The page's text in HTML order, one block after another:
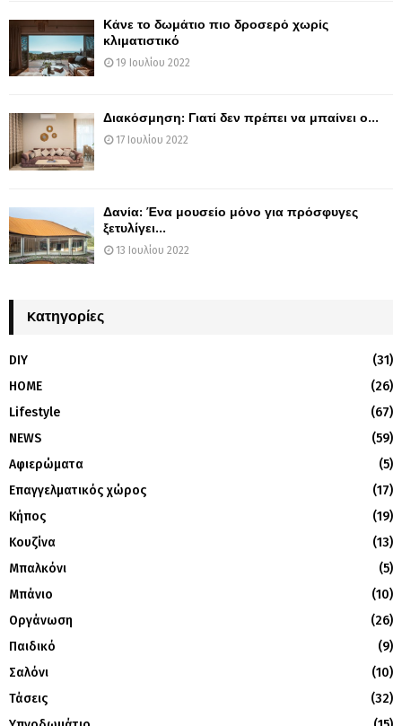
Κάνε το δωμάτιο πιο δροσερό χωρίς
κλιματιστικό
19 Ιουλίου 2022
Διακόσμηση: Γιατί δεν πρέπει να μπαίνει ο...
17 Ιουλίου 2022
Δανία: Ένα μουσείο μόνο για πρόσφυγες
ξετυλίγει...
13 Ιουλίου 2022
Kατηγορίες
DIY
(31)
HOME
(26)
Lifestyle
(67)
NEWS
(59)
Αφιερώματα
(5)
Επαγγελματικός χώρος
(17)
Κήπος
(19)
Κουζίνα
(13)
Μπαλκόνι
(5)
Μπάνιο
(10)
Οργάνωση
(26)
Παιδικό
(9)
Σαλόνι
(10)
Τάσεις
(32)